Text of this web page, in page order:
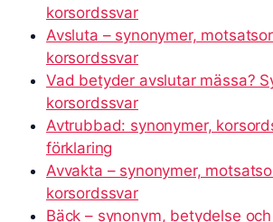
korsordssvar
Avsluta – synonymer,
korsordssvar
Vad betyder avslutar mässa?
korsordssvar
Avtrubbad: synonymer,
förklaring
Avvakta – synonymer,
korsordssvar
Bäck – synonym, betydelse